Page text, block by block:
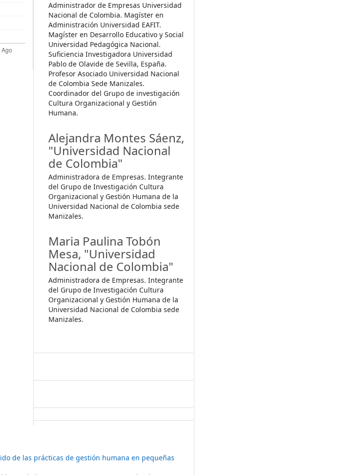
Administrador de Empresas Universidad
Nacional de Colombia. Magíster en
Administración Universidad EAFIT.
Magíster en Desarrollo Educativo y Social
Universidad Pedagógica Nacional.
Suficiencia Investigadora Universidad
Pablo de Olavide de Sevilla, España.
Profesor Asociado Universidad Nacional
de Colombia Sede Manizales.
Coordinador del Grupo de investigación
Cultura Organizacional y Gestión
Humana.
Alejandra Montes Sáenz,
"Universidad Nacional
de Colombia"
Administradora de Empresas. Integrante
del Grupo de Investigación Cultura
Organizacional y Gestión Humana de la
Universidad Nacional de Colombia sede
Manizales.
Maria Paulina Tobón
Mesa, "Universidad
Nacional de Colombia"
Administradora de Empresas. Integrante
del Grupo de Investigación Cultura
Organizacional y Gestión Humana de la
Universidad Nacional de Colombia sede
Manizales.
de las prácticas de gestión humana en pequeñas